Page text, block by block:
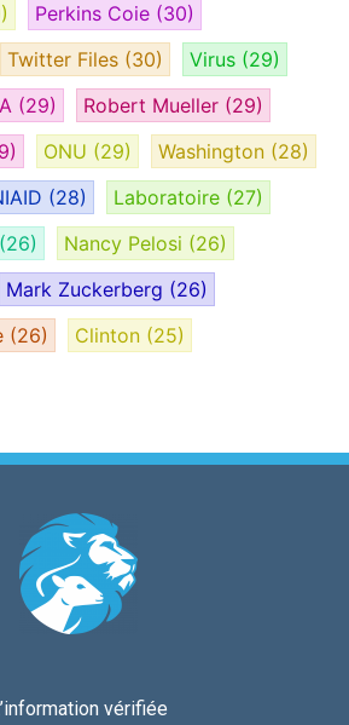
Perkins Coie (30)
Twitter Files (30) Virus (29)
(29) Robert Mueller (29)
ONU (29) Washington (28)
(28) Laboratoire (27)
(26) Nancy Pelosi (26)
Mark Zuckerberg (26)
(26) Clinton (25)
vérifiée